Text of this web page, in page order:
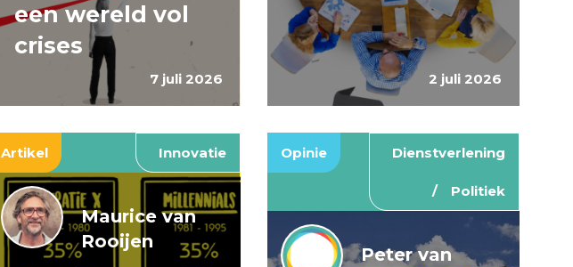
7 juli 2026
een wereld vol
crises
2 juli 2026
Artikel Innovatie
Maurice van
Rooijen
Opinie Dienstverlening
Politiek
Peter van